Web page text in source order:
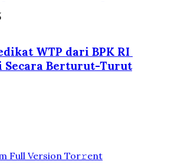
WTP dari BPK RI
Secara Berturut-Turut
Full Version Tor𝚛ent